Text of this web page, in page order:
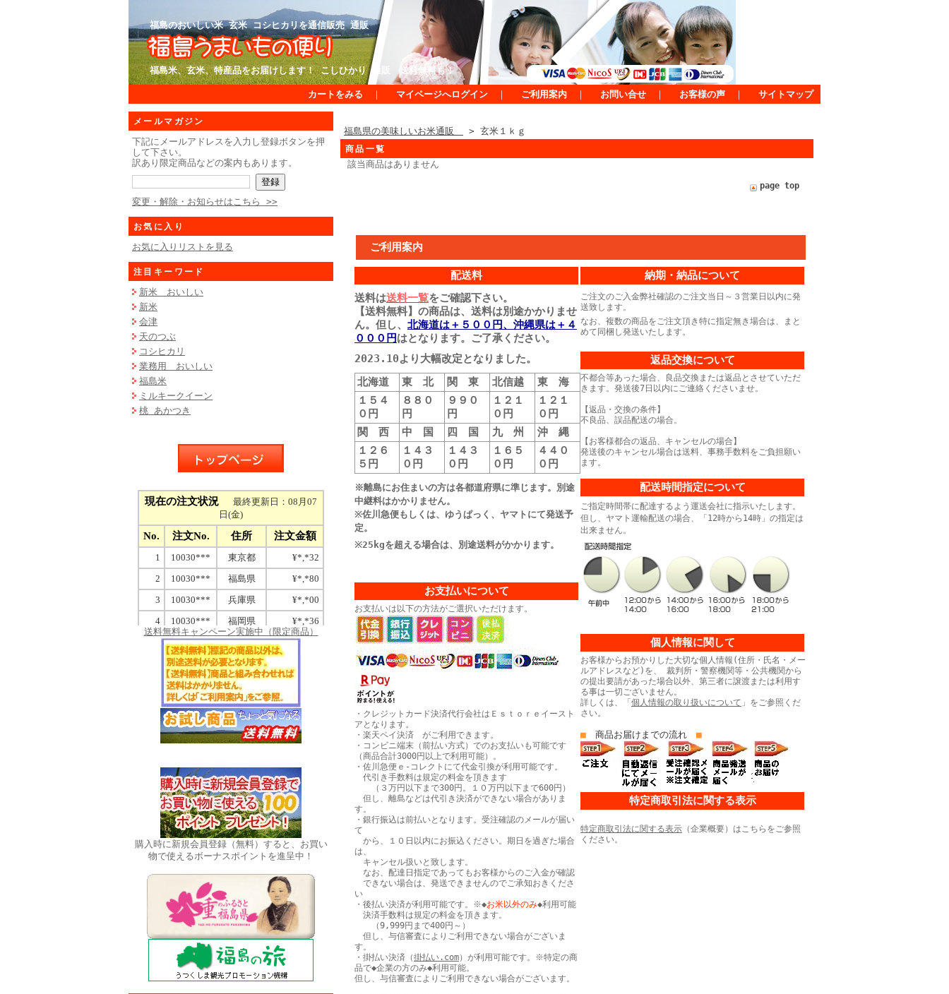
福島のおいしい米 玄米 コシヒカリを通信販売 通販
福島米、玄米、特産品をお届けします！ こしひかり 通販 送料無料も！
カートをみる ｜ マイページへログイン ｜ ご利用案内 ｜ お問い合せ ｜ お客様の声 ｜ サイトマップ
メールマガジン
下記にメールアドレスを入力し登録ボタンを押
して下さい。
訳あり限定商品などの案内もあります。
変更・解除・お知らせはこちら >>
お気に入り
お気に入りリストを見る
注目キーワード
新米 おいしい
新米
会津
天のつぶ
コシヒカリ
業務用 おいしい
福島米
ミルキークイーン
桃 あかつき
送料無料キャンペーン実施中（限定商品）
購入時に新規会員登録（無料）すると、お買い
物で使えるボーナスポイントを進呈中！
福島県の美味しいお米通販 > 玄米１ｋｇ
商品一覧
該当商品はありません
page top
ご利用案内
配送料
送料は送料一覧をご確認下さい。
【送料無料】の商品は、送料は別途かかりませ
ん。但し、 北海道は＋５００円、沖縄県は＋４
０００円はとなります。ご了承ください。
2023.10より大幅改定となりました。
北海道
東 北 関 東 北信越
東 海
１５４
０円
８８０
円
９９０
円
１２１
０円
１２１
０円
関 西
中 国 四 国 九 州
沖 縄
１２６
５円
１４３
０円
１４３
０円
１６５
０円
４４０
０円
※離島にお住まいの方は各都道府県に準じます。別途
中継料はかかりません。
※佐川急便もしくは、ゆうぱっく、ヤマトにて発送予
定。
※25kgを超える場合は、別途送料がかかります。
お支払いについて
お支払いは以下の方法がご選択いただけます。
・クレジットカード決済代行会社はＥｓｔｏｒｅイースト
アとなります。
・楽天ペイ決済 がご利用できます。
・コンビニ端末（前払い方式）でのお支払いも可能です
（商品合計3000円以上で利用可能）。
・佐川急便ｅ-コレクトにて代金引換が利用可能です。
代引き手数料は規定の料金を頂きます
（３万円以下まで300円。１０万円以下まで600円）
但し、離島などは代引き決済ができない場合がありま
す。
・銀行振込は前払いとなります。受注確認のメールが届い
て
から、１０日以内にお振込ください。期日を過ぎた場合
は、
キャンセル扱いと致します。
なお、配達日指定であってもお客様からのご入金が確認
できない場合は、発送できませんのでご承知おきくださ
い
・後払い決済が利用可能です。※◆お米以外のみ◆利用可能
決済手数料は規定の料金を頂きます。
（9,999円まで400円～）
但し、与信審査によりご利用できない場合がございま
す。
・掛払い決済（掛払い.com）が利用可能です。※特定の商
品で◆企業の方のみ◆利用可能。
但し、与信審査によりご利用できない場合がございます。
納期・納品について
ご注文のご入金弊社確認のご注文当日～３営業日以内に発
送致します。
なお、複数の商品をご注文頂き特に指定無き場合は、まと
めて同梱し発送いたします。
返品交換について
不都合等あった場合、良品交換または返品とさせていただ
きます。発送後7日以内にご連絡くださいませ。
【返品・交換の条件】
不良品、誤品配送の場合。
【お客様都合の返品、キャンセルの場合】
発送後のキャンセル場合は送料、事務手数料をご負担願い
ます。
配送時間指定について
ご指定時間帯に配達するよう運送会社に指示いたします。
但し、ヤマト運輸配送の場合、「12時から14時」の指定は
出来ません。
個人情報に関して
お客様からお預かりした大切な個人情報(住所・氏名・メー
ルアドレスなど)を、 裁判所・警察機関等・公共機関から
の提出要請があった場合以外、第三者に譲渡または利用す
る事は一切ございません。
詳しくは、「 個人情報の取り扱いについて 」をご参照くだ
さい。
■ 商品お届けまでの流れ ■
特定商取引法に関する表示
特定商取引法に関する表示 （企業概要）はこちらをご参照
ください。